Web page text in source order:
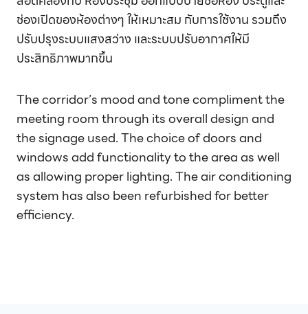
ช่องเปิดของห้องต่างๆ ให้เหมาะสม กับการใช้งาน รวมถึง
ปรับปรุงระบบแสงสว่าง และระบบปรับอากาศให้มี
ประสิทธิภาพมากขึ้น
The corridor’s mood and tone compliment the
meeting room through its overall design and
the signage used. The choice of doors and
windows add functionality to the area as well
as allowing proper lighting. The air conditioning
system has also been refurbished for better
efficiency.